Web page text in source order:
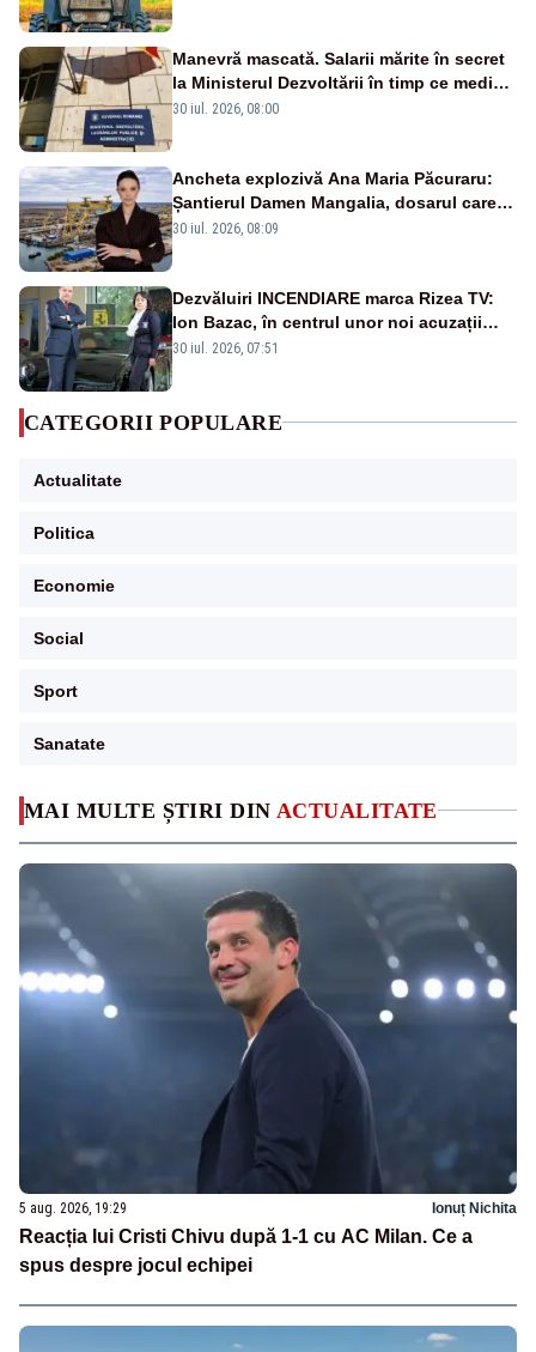
MAI MULTE ȘTIRI DIN ACTUALITATE
5 aug. 2026, 19:29 Ionuț Nichita
Reacția lui Cristi Chivu după 1-1 cu AC Milan. Ce a
spus despre jocul echipei
Manevră mascată. Salarii mărite în secret
la Ministerul Dezvoltării în timp ce medicii
ies în stradă
30 iul. 2026, 08:00
Ancheta explozivă Ana Maria Păcuraru:
Șantierul Damen Mangalia, dosarul care
scufundă apărarea României
30 iul. 2026, 08:09
Dezvăluiri INCENDIARE marca Rizea TV:
Ion Bazac, în centrul unor noi acuzații
publice
30 iul. 2026, 07:51
CATEGORII POPULARE
Actualitate
Politica
Economie
Social
Sport
Sanatate